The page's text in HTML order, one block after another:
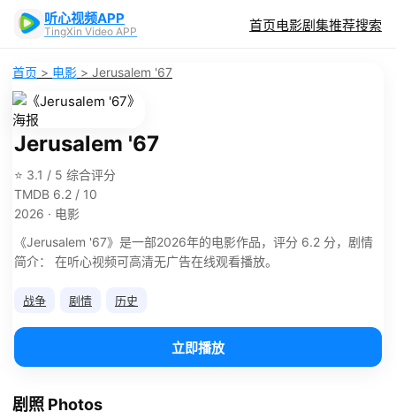
听心视频APP
TingXin Video APP 首页电影剧集推荐搜索
首页 > 电影 > Jerusalem '67
Jerusalem '67
⭐ 3.1 / 5 综合评分
TMDB 6.2 / 10
2026 · 电影
《Jerusalem '67》是一部2026年的电影作品，评分 6.2 分，剧情
简介： 在听心视频可高清无广告在线观看播放。
战争 剧情 历史
立即播放
剧照 Photos